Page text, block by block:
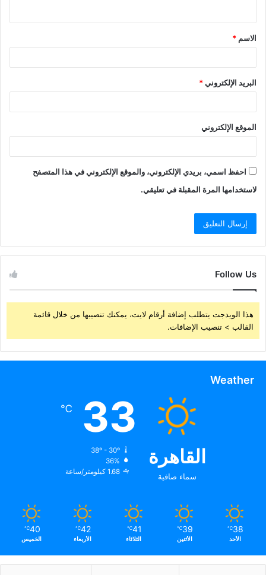
ق
*
الاسم *
البريد الإلكتروني*
الموقع الإلكتروني
احفظ اسمي، بريدي الإلكتروني، والموقع الإلكتروني في هذا المتصفح
لاستخدامها المرة المقبلة في تعليقي.
Follow Us
هذا الويدجت يتطلب إضافة أرقام لايت، يمكنك تنصيبها من خلال قائمة
القالب > تنصيب الإضافات.
Weather
القاهرة
سماء صافية
33
℃
38º - 30º
36%
1.68 كيلومتر/ساعة
38
℃
الأحد
39
℃
الأثنين
41
℃
الثلاثاء
42
℃
الأربعاء
40
℃
الخميس